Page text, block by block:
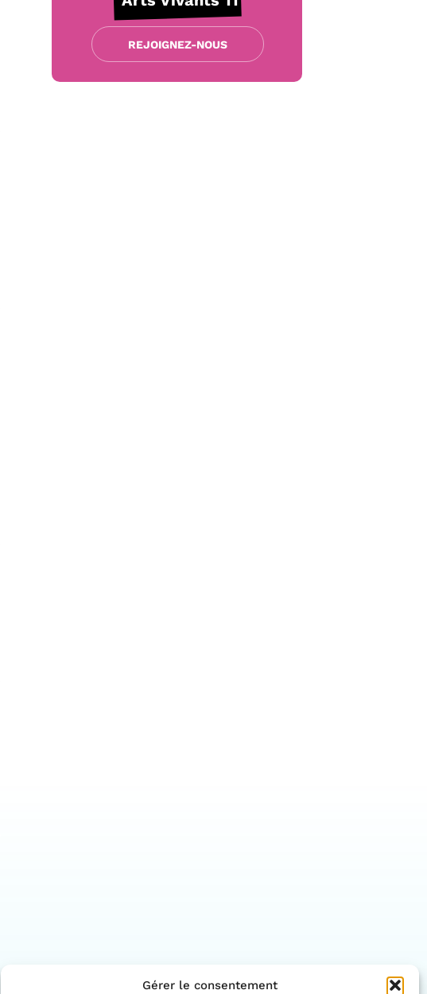
Gérer le consentement
REJOIGNEZ-NOUS